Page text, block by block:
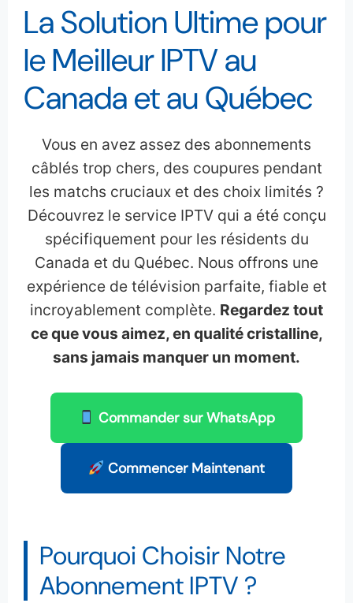
La Solution Ultime pour
le Meilleur IPTV au
Canada et au Québec
Vous en avez assez des abonnements
câblés trop chers, des coupures pendant
les matchs cruciaux et des choix limités ?
Découvrez le service IPTV qui a été conçu
spécifiquement pour les résidents du
Canada et du Québec. Nous offrons une
expérience de télévision parfaite, fiable et
incroyablement complète. Regardez tout
ce que vous aimez, en qualité cristalline,
sans jamais manquer un moment.
Commander sur WhatsApp
Commencer Maintenant
Pourquoi Choisir Notre
Abonnement IPTV ?